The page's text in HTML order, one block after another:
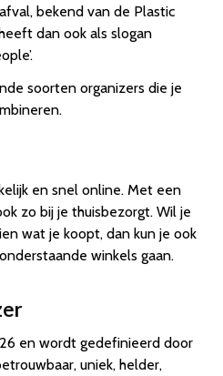
bekend van de Plastic
dan ook als slogan
soorten organizers die je
en snel online. Met een
zo bij je thuisbezorgt. Wil je
wat je koopt, dan kun je ook
winkels gaan.
en wordt gedefinieerd door
uniek, helder,